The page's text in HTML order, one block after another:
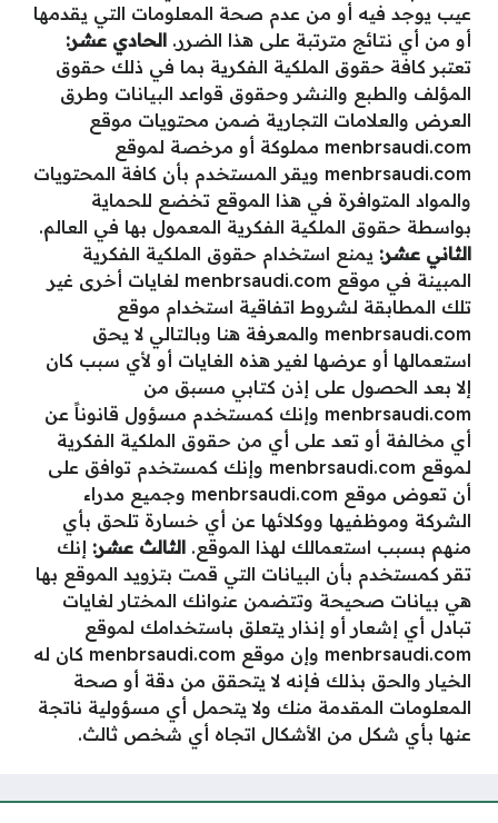
عيب يوجد فيه أو من عدم صحة المعلومات التي يقدمها
أو من أي نتائج مترتبة على هذا الضرر. الحادي عشر:
تعتبر كافة حقوق الملكية الفكرية بما في ذلك حقوق
المؤلف والطبع والنشر وحقوق قواعد البيانات وطرق
العرض والعلامات التجارية ضمن محتويات موقع
menbrsaudi.com مملوكة أو مرخصة لموقع
menbrsaudi.com ويقر المستخدم بأن كافة المحتويات
والمواد المتوافرة في هذا الموقع تخضع للحماية
بواسطة حقوق الملكية الفكرية المعمول بها في العالم.
الثاني عشر: يمنع استخدام حقوق الملكية الفكرية
المبينة في موقع menbrsaudi.com لغايات أخرى غير
تلك المطابقة لشروط اتفاقية استخدام موقع
menbrsaudi.com والمعرفة هنا وبالتالي لا يحق
استعمالها أو عرضها لغير هذه الغايات أو لأي سبب كان
إلا بعد الحصول على إذن كتابي مسبق من
menbrsaudi.com وإنك كمستخدم مسؤول قانوناً عن
أي مخالفة أو تعد على أي من حقوق الملكية الفكرية
لموقع menbrsaudi.com وإنك كمستخدم توافق على
أن تعوض موقع menbrsaudi.com وجميع مدراء
الشركة وموظفيها ووكلائها عن أي خسارة تلحق بأي
منهم بسبب استعمالك لهذا الموقع. الثالث عشر: إنك
تقر كمستخدم بأن البيانات التي قمت بتزويد الموقع بها
هي بيانات صحيحة وتتضمن عنوانك المختار لغايات
تبادل أي إشعار أو إنذار يتعلق باستخدامك لموقع
menbrsaudi.com وإن موقع menbrsaudi.com كان له
الخيار والحق بذلك فإنه لا يتحقق من دقة أو صحة
المعلومات المقدمة منك ولا يتحمل أي مسؤولية ناتجة
عنها بأي شكل من الأشكال اتجاه أي شخص ثالث.